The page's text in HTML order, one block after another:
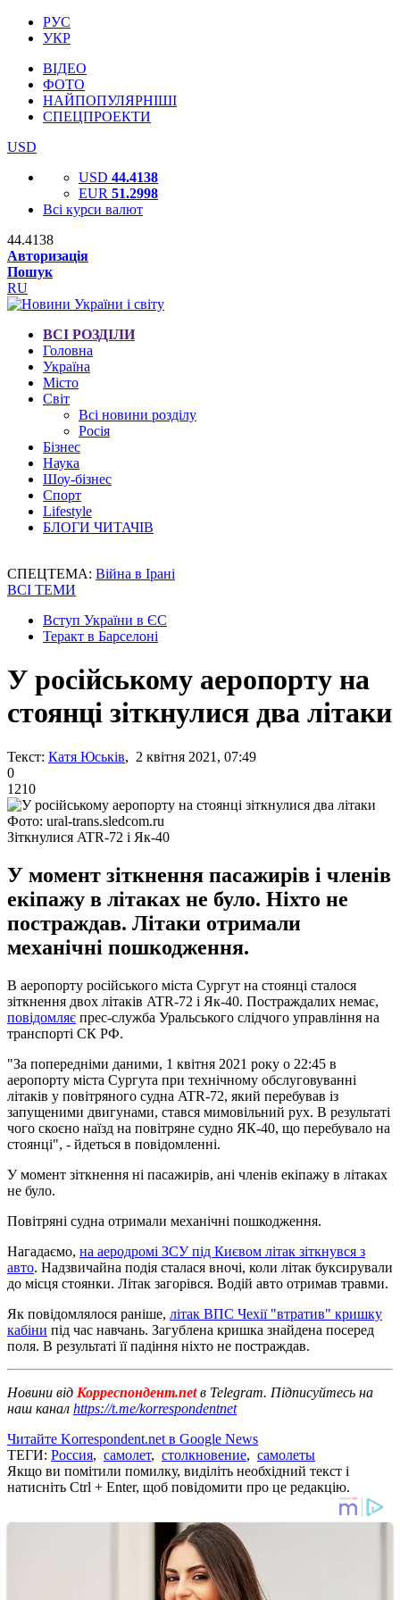
РУС
УКР
ВІДЕО
ФОТО
НАЙПОПУЛЯРНІШІ
СПЕЦПРОЕКТИ
USD
USD 44.4138
EUR 51.2998
Всі курси валют
44.4138
Авторизація
Пошук
RU
ВСІ РОЗДІЛИ
Головна
Україна
Місто
Світ
Всі новини розділу
Росія
Бізнес
Наука
Шоу-бізнес
Спорт
Lifestyle
БЛОГИ ЧИТАЧІВ
СПЕЦТЕМА: Війна в Ірані
ВСІ ТЕМИ
Вступ України в ЄС
Теракт в Барселоні
У російському аеропорту на
стоянці зіткнулися два літаки
Текст: Катя Юськів, 2 квітня 2021, 07:49
0
1210
Фото: ural-trans.sledcom.ru
Зіткнулися ATR-72 і Як-40
У момент зіткнення пасажирів і членів
екіпажу в літаках не було. Ніхто не
постраждав. Літаки отримали
механічні пошкодження.
В аеропорту російського міста Сургут на стоянці сталося
зіткнення двох літаків ATR-72 і Як-40. Постраждалих немає,
повідомляє прес-служба Уральського слідчого управління на
транспорті СК РФ.
"За попередніми даними, 1 квітня 2021 року о 22:45 в
аеропорту міста Сургута при технічному обслуговуванні
літаків у повітряного судна ATR-72, який перебував із
запущеними двигунами, стався мимовільний рух. В результаті
чого скоєно наїзд на повітряне судно ЯК-40, що перебувало на
стоянці", - йдеться в повідомленні.
У момент зіткнення ні пасажирів, ані членів екіпажу в літаках
не було.
Повітряні судна отримали механічні пошкодження.
Нагадаємо, на аеродромі ЗСУ під Києвом літак зіткнувся з
авто. Надзвичайна подія сталася вночі, коли літак буксирували
до місця стоянки. Літак загорівся. Водій авто отримав травми.
Як повідомлялося раніше, літак ВПС Чехії "втратив" кришку
кабіни під час навчань. Загублена кришка знайдена посеред
поля. В результаті її падіння ніхто не постраждав.
Новини від Корреспондент.netв Telegram. Підписуйтесь на
наш канал https://t.me/korrespondentnet
Читайте Korrespondent.net в Google News
ТЕГИ: Россия, самолет, столкновение, самолеты
Якщо ви помітили помилку, виділіть необхідний текст і
натисніть Ctrl + Enter, щоб повідомити про це редакцію.